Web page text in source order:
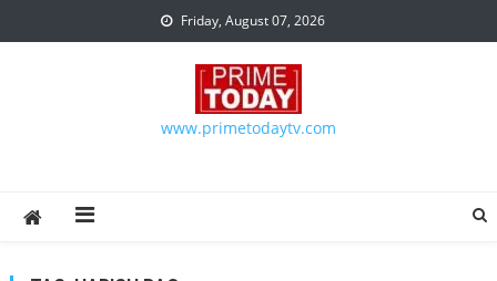
Friday, August 07, 2026
www.primetodaytv.com